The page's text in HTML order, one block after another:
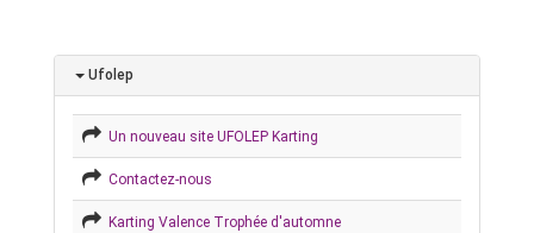
Ufolep
Un nouveau site UFOLEP Karting
Contactez-nous
Karting Valence Trophée d'automne